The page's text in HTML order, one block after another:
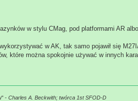
w stylu CMag, pod platformami AR
w AK, tak samo pojawił się
które można spokojnie używać w innych
- Charles A. Beckwith; twórca 1st SFOD-D